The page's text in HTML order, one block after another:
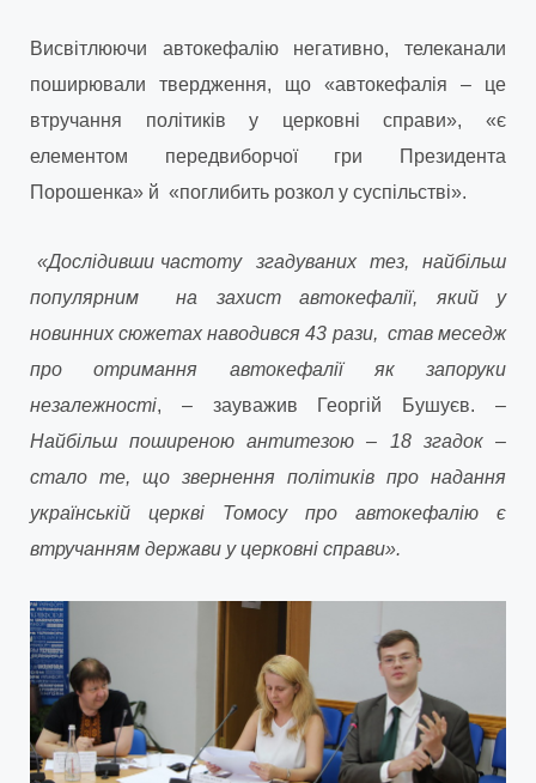
Висвітлюючи автокефалію негативно, телеканали
поширювали твердження, що «автокефалія – це
втручання політиків у церковні справи», «є
елементом передвиборчої гри Президента
Порошенка» й «поглибить розкол у суспільстві».
«Дослідивши частоту згадуваних тез, найбільш
популярним на захист автокефалії, який у
новинних сюжетах наводився 43 рази, став меседж
про отримання автокефалії як запоруки
незалежності, – зауважив Георгій Бушуєв. –
Найбільш поширеною антитезою – 18 згадок –
стало те, що звернення політиків про надання
українській церкві Томосу про автокефалію є
втручанням держави у церковні справи».